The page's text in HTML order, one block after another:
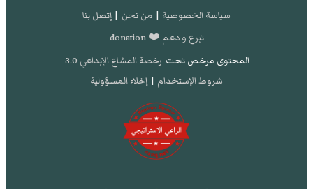
سياسة الخصوصية | من نحن | إتصل بنا
تبرع و دعم ❤️ donation
المحتوى مرخص تحت رخصة المشاع الإبداعي 3.0
شروط الإستخدام | إخلاء المسؤولية